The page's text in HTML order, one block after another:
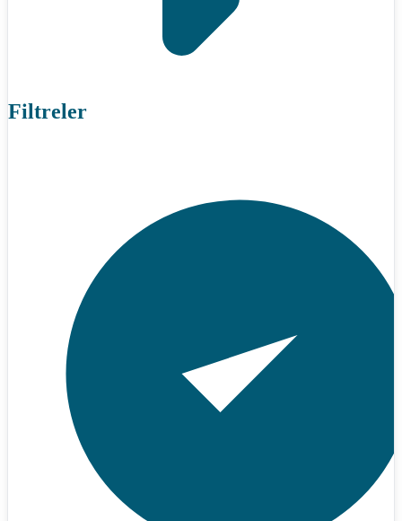
Filtreler